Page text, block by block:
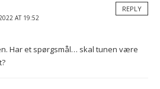
AT 19:52
REPLY
Har et spørgsmål… skal tunen være